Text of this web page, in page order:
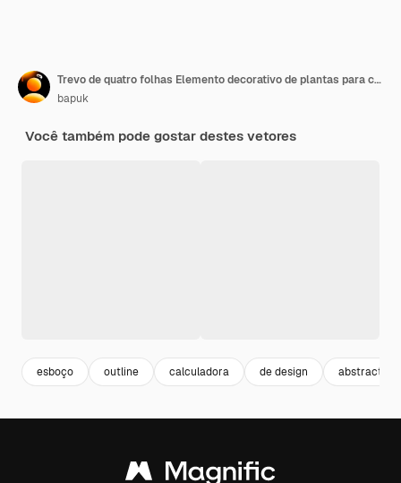
Trevo de quatro folhas Elemento decorativo de plantas para cartões, convites e muito mais
bapuk
Você também pode gostar destes vetores
esboço outline calculadora de design abstract